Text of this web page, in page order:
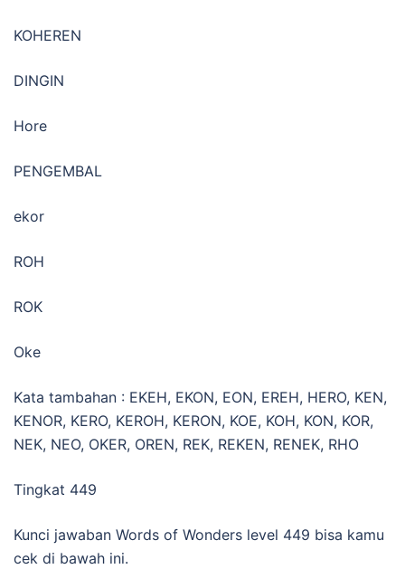
KOHEREN
DINGIN
Hore
PENGEMBAL
ekor
ROH
ROK
Oke
Kata tambahan : EKEH, EKON, EON, EREH, HERO, KEN,
KENOR, KERO, KEROH, KERON, KOE, KOH, KON, KOR,
NEK, NEO, OKER, OREN, REK, REKEN, RENEK, RHO
Tingkat 449
Kunci jawaban Words of Wonders level 449 bisa kamu
cek di bawah ini.